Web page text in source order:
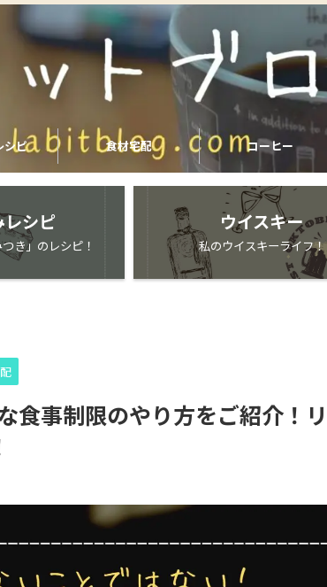
シピ 食材宅配 コーヒー
シピ
き」のレシピ！
ウイスキー
私のウイスキーライフ！
食事制限のやり方をご紹介！リ